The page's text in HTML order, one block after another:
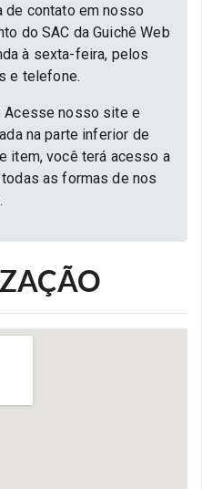
de contato em nosso
do SAC da Guichê Web
à sexta-feira, pelos
e telefone.
Acesse nosso site e
na parte inferior de
item, você terá acesso a
as formas de nos